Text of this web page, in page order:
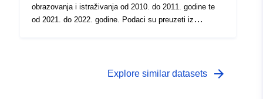
obrazovanja i istraživanja od 2010. do 2011. godine te
od 2021. do 2022. godine. Podaci su preuzeti iz
i osigurala dosljednost i usklađenost, struktura tog
Explore similar datasets arrow_forward